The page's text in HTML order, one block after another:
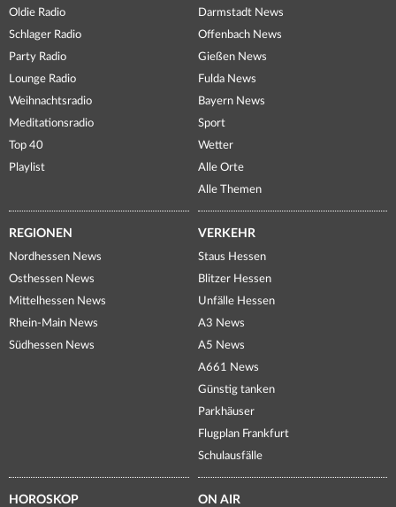
Oldie Radio
Schlager Radio
Party Radio
Lounge Radio
Weihnachtsradio
Meditationsradio
Top 40
Playlist
Darmstadt News
Offenbach News
Gießen News
Fulda News
Bayern News
Sport
Wetter
Alle Orte
Alle Themen
REGIONEN
Nordhessen News
Osthessen News
Mittelhessen News
Rhein-Main News
Südhessen News
VERKEHR
Staus Hessen
Blitzer Hessen
Unfälle Hessen
A3 News
A5 News
A661 News
Günstig tanken
Parkhäuser
Flugplan Frankfurt
Schulausfälle
HOROSKOP ON AIR